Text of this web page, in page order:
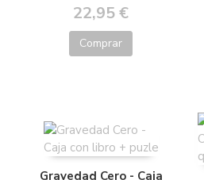
22,95 €
Comprar
Gravedad Cero - Caja